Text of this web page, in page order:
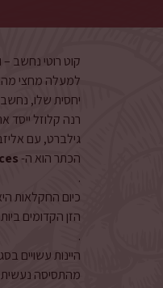
קוט רוטי נחשב
למעלה מחצי
יחסית שלו,
הכתר הוא ה-
.
הזן הקדומים
.
מהתסיסה נעשית